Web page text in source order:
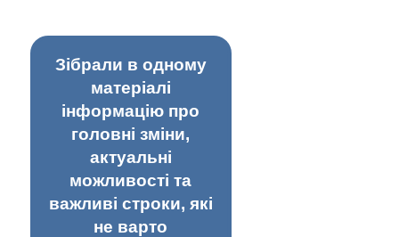
Зібрали в одному
матеріалі
інформацію про
головні зміни,
актуальні
можливості та
важливі строки, які
не варто